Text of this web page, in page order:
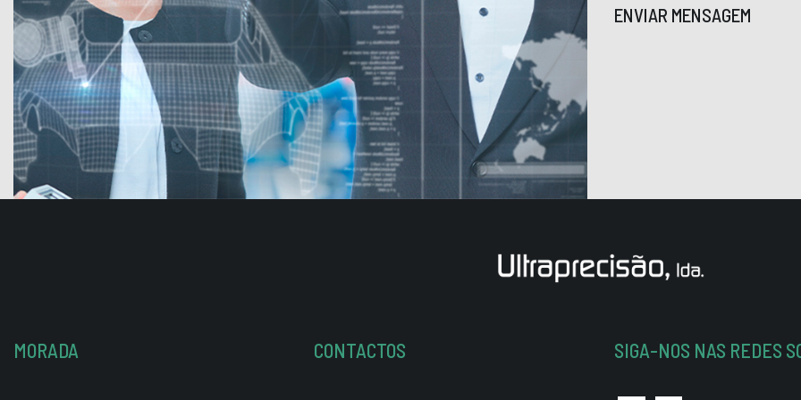
ENVIAR MENSAGEM
MORADA CONTACTOS SIGA-NOS NAS REDES